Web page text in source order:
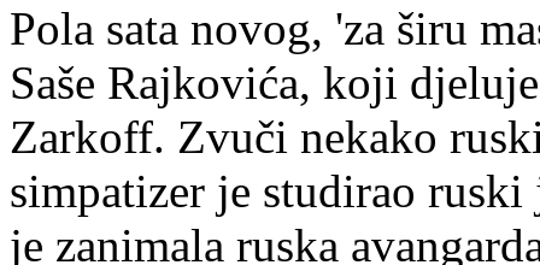
Pola sata novog, 'za širu
Saše Rajkovića, koji
Zarkoff. Zvuči nekako
simpatizer je studirao
je zanimala ruska